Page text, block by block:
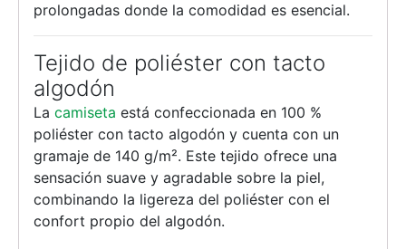
prolongadas donde la comodidad es esencial.
Tejido de poliéster con tacto
algodón
La camiseta está confeccionada en 100 %
poliéster con tacto algodón y cuenta con un
gramaje de 140 g/m². Este tejido ofrece una
sensación suave y agradable sobre la piel,
combinando la ligereza del poliéster con el
confort propio del algodón.